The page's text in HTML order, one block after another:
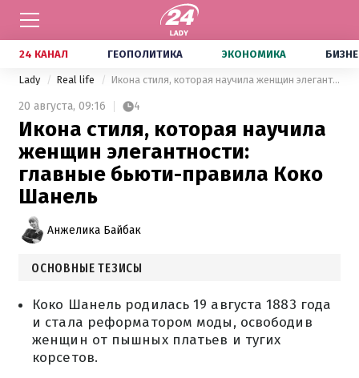
24 КАНАЛ ГЕОПОЛИТИКА ЭКОНОМИКА
Lady Real life Икона стиля, которая научила женщин элегантности: главные бьюти-правила Коко Шанель
20 августа, 09:16 4
Икона стиля, которая научила
женщин элегантности:
главные бьюти-правила Коко
Шанель
Анжелика Байбак
ОСНОВНЫЕ ТЕЗИСЫ
Коко Шанель родилась 19 августа 1883 года
и стала реформатором моды, освободив
женщин от пышных платьев и тугих
корсетов.